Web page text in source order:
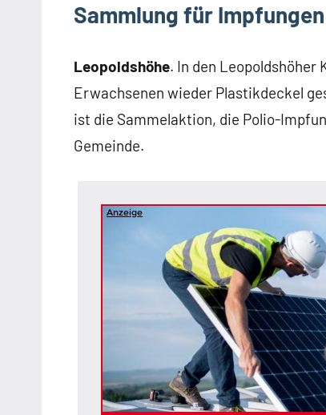
Sammlung für
Leopoldshöhe. In den Leopoldshöher
Erwachsenen wieder Plastikdeckel
ist die Sammelaktion, die Polio-
Gemeinde.
Anzeige